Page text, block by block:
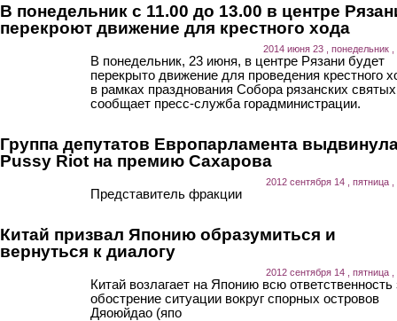
В понедельник с 11.00 до 13.00 в центре
перекроют движение для крестного хода
2014 июня 23 , понедельник ,
В понедельник, 23 июня, в центре Рязани будет
перекрыто движение для проведения крестного
в рамках празднования Собора рязанских
сообщает пресс-служба горадминистрации.
Группа депутатов Европарламента
Pussy Riot на премию Сахарова
2012 сентября 14 , пятница ,
Представитель фракции
Китай призвал Японию образумиться и
вернуться к диалогу
2012 сентября 14 , пятница ,
Китай возлагает на Японию всю ответственность
обострение ситуации вокруг спорных островов
Дяоюйдао (япо